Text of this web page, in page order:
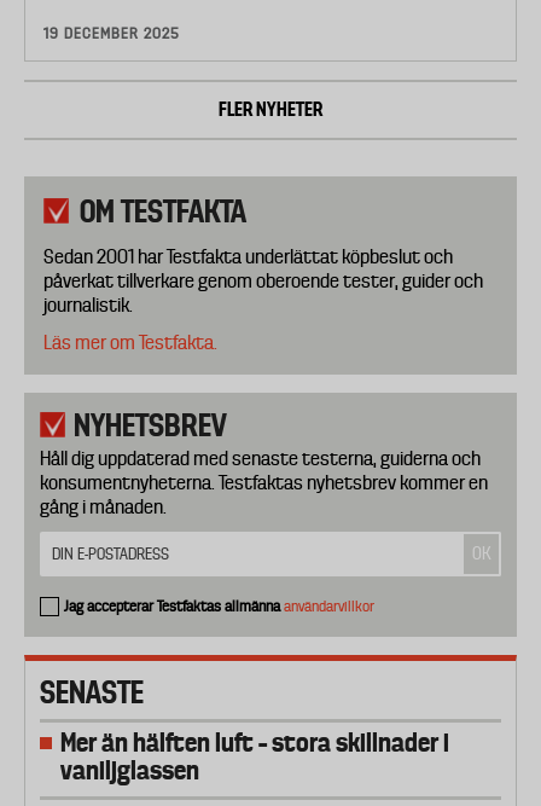
19 DECEMBER 2025
FLER NYHETER
OM TESTFAKTA
Sedan 2001 har Testfakta underlättat köpbeslut och
påverkat tillverkare genom oberoende tester, guider och
journalistik.
Läs mer om Testfakta.
NYHETSBREV
Håll dig uppdaterad med senaste testerna, guiderna och
konsumentnyheterna. Testfaktas nyhetsbrev kommer en
gång i månaden.
Jag accepterar Testfaktas allmännaanvändarvillkor
SENASTE
Mer än hälften luft – stora skillnader i
vaniljglassen